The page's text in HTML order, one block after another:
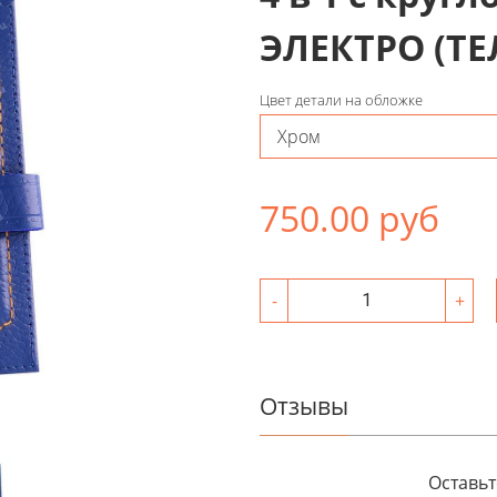
ЭЛЕКТРО
Цвет детали на обложке
750.00 руб
- +
Отзывы